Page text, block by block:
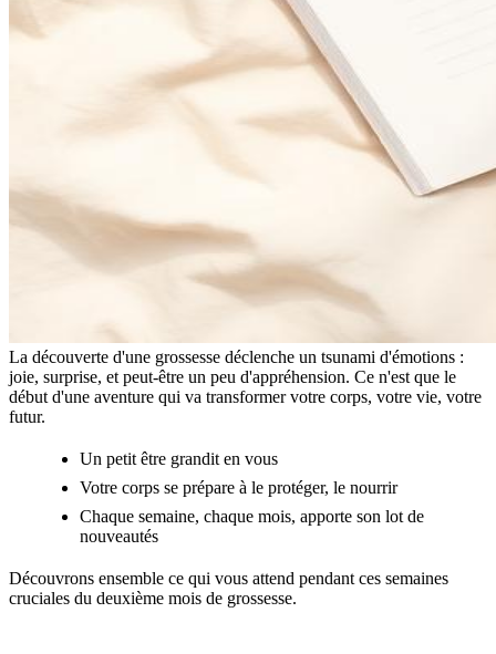
La découverte d'une grossesse déclenche un tsunami d'émotions :
joie, surprise, et peut-être un peu d'appréhension. Ce n'est que le
début d'une aventure qui va transformer votre corps, votre vie, votre
futur.
Un petit être grandit en vous
Votre corps se prépare à le protéger, le nourrir
Chaque semaine, chaque mois, apporte son lot de
nouveautés
Découvrons ensemble ce qui vous attend pendant ces semaines
cruciales du deuxième mois de grossesse.